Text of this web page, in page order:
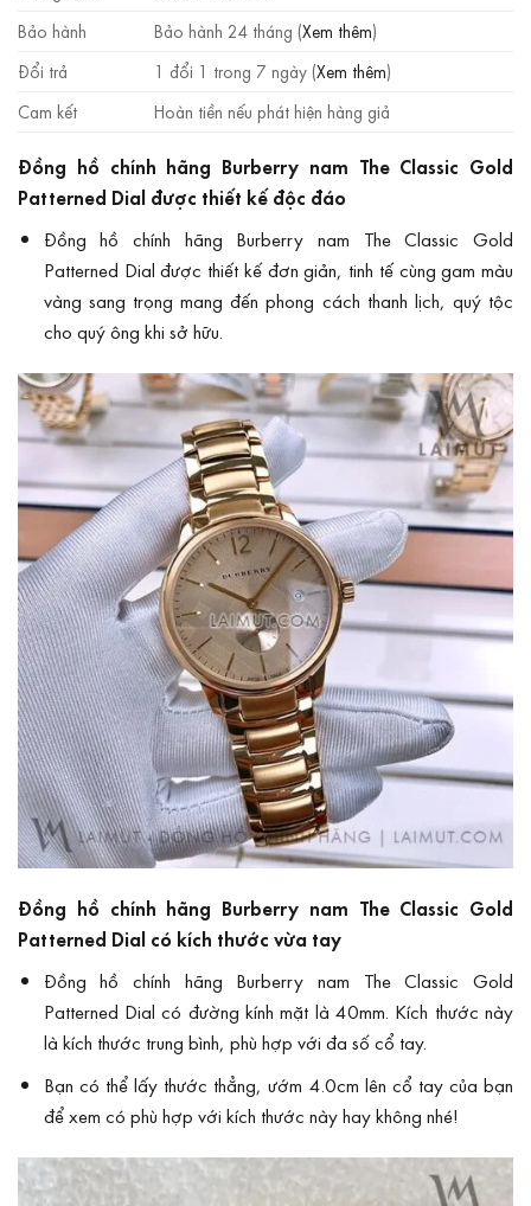
Bảo hành
Bảo hành 24 tháng (Xem thêm)
Đổi trả
1 đổi 1 trong 7 ngày (Xem thêm)
Cam kết
Hoàn tiền nếu phát hiện hàng giả
Đồng hồ chính hãng Burberry nam The Classic Gold
Patterned Dial được thiết kế độc đáo
Đồng hồ chính hãng Burberry nam The Classic Gold
Patterned Dial được thiết kế đơn giản, tinh tế cùng gam màu
vàng sang trọng mang đến phong cách thanh lịch, quý tộc
cho quý ông khi sở hữu.
Đồng hồ chính hãng Burberry nam The Classic Gold
Patterned Dial có kích thước vừa tay
Đồng hồ chính hãng Burberry nam The Classic Gold
Patterned Dial có đường kính mặt là 40mm. Kích thước này
là kích thước trung bình, phù hợp với đa số cổ tay.
Bạn có thể lấy thước thẳng, ướm 4.0cm lên cổ tay của bạn
để xem có phù hợp với kích thước này hay không nhé!